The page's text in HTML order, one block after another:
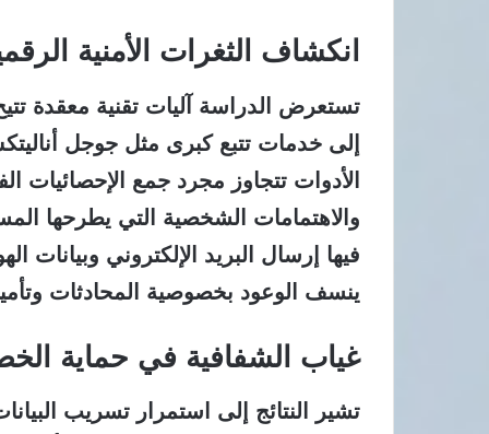
انكشاف الثغرات الأمنية
تستعرض الدراسة آليات تقنية معقدة
إلى خدمات تتبع كبرى مثل جوجل
الأدوات تتجاوز مجرد جمع الإحصائيات
والاهتمامات الشخصية التي يطرحها
فيها إرسال البريد الإلكتروني وبيانات
ينسف الوعود بخصوصية المحادثات
غياب الشفافية في حماية
تشير النتائج إلى استمرار تسريب